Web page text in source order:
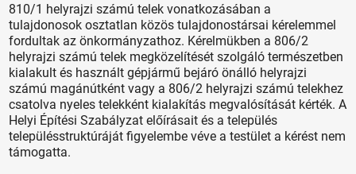
810/1 helyrajzi számú telek vonatkozásában a
tulajdonosok osztatlan közös tulajdonostársai kérelemmel
fordultak az önkormányzathoz. Kérelmükben a 806/2
helyrajzi számú telek megközelítését szolgáló természetben
kialakult és használt gépjármű bejáró önálló helyrajzi
számú magánútként vagy a 806/2 helyrajzi számú telekhez
csatolva nyeles telekként kialakítás megvalósítását kérték. A
Helyi Építési Szabályzat előírásait és a település
településstruktúráját figyelembe véve a testület a kérést nem
támogatta.